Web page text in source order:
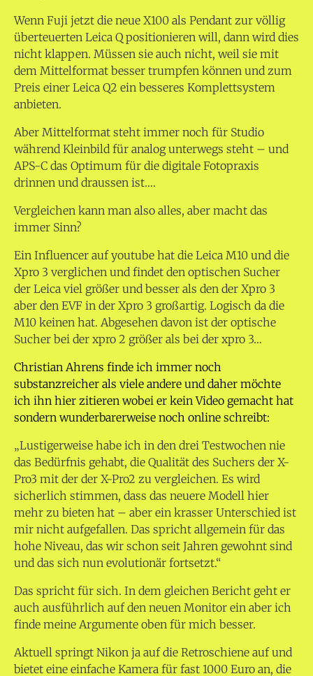
Wenn Fuji jetzt die neue X100 als Pendant zur völlig
überteuerten Leica Q positionieren will, dann wird dies
nicht klappen. Müssen sie auch nicht, weil sie mit
dem Mittelformat besser trumpfen können und zum
Preis einer Leica Q2 ein besseres Komplettsystem
anbieten.
Aber Mittelformat steht immer noch für Studio
während Kleinbild für analog unterwegs steht – und
APS-C das Optimum für die digitale Fotopraxis
drinnen und draussen ist….
Vergleichen kann man also alles, aber macht das
immer Sinn?
Ein Influencer auf youtube hat die Leica M10 und die
Xpro 3 verglichen und findet den optischen Sucher
der Leica viel größer und besser als den der Xpro 3
aber den EVF in der Xpro 3 großartig. Logisch da die
M10 keinen hat. Abgesehen davon ist der optische
Sucher bei der xpro 2 größer als bei der xpro 3…
Christian Ahrens finde ich immer noch
substanzreicher als viele andere und daher möchte
ich ihn hier zitieren wobei er kein Video gemacht hat
sondern wunderbarerweise noch online schreibt:
„Lustigerweise habe ich in den drei Testwochen nie
das Bedürfnis gehabt, die Qualität des Suchers der X-
Pro3 mit der der X-Pro2 zu vergleichen. Es wird
sicherlich stimmen, dass das neuere Modell hier
mehr zu bieten hat – aber ein krasser Unterschied ist
mir nicht aufgefallen. Das spricht allgemein für das
hohe Niveau, das wir schon seit Jahren gewohnt sind
und das sich nun evolutionär fortsetzt.“
Das spricht für sich. In dem gleichen Bericht geht er
auch ausführlich auf den neuen Monitor ein aber ich
finde meine Argumente oben für mich besser.
Aktuell springt Nikon ja auf die Retroschiene auf und
bietet eine einfache Kamera für fast 1000 Euro an, die